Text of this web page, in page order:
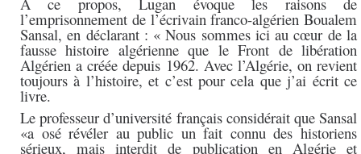
l’emprisonnement de l’écrivain franco-algérien Boualem
Sansal, en déclarant : « Nous sommes ici au cœur de la
fausse histoire algérienne que le Front de libération
Algérien a créée depuis 1962. Avec l’Algérie, on revient
toujours à l’histoire, et c’est pour cela que j’ai écrit ce
livre.
Le professeur d’université français considérait que Sansal
«a osé révéler au public un fait connu des historiens
sérieux, mais interdit de publication en Algérie et